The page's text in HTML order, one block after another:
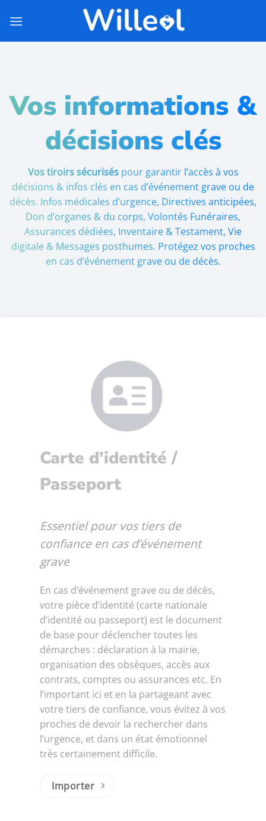
au
Vos informations &
décisions clés
Vos tiroirs sécurisés pour garantir l’accès à vos
décisions & infos clés en cas d’événement grave ou de
décès. Infos médicales d’urgence, Directives anticipées,
Don d’organes & du corps, Volontés Funéraires,
Assurances dédiées, Inventaire & Testament, Vie
digitale & Messages posthumes. Protégez vos proches
en cas d’événement grave ou de décès.
Carte d’identité /
Passeport
Essentiel pour vos tiers de
confiance en cas d’événement
grave
En cas d’événement grave ou de décès,
votre pièce d’identité (carte nationale
d’identité ou passeport) est le document
de base pour déclencher toutes les
démarches : déclaration à la mairie,
organisation des obsèques, accès aux
contrats, comptes ou assurances etc. En
l’important ici et en la partageant avec
votre tiers de confiance, vous évitez à vos
proches de devoir la rechercher dans
l’urgence, et dans un état émotionnel
très certainement difficile.
Importer